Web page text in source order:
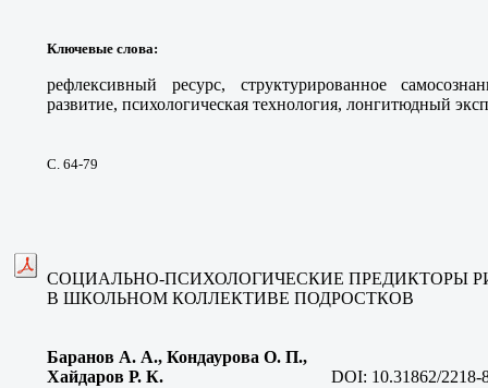
Ключевые слова:
рефлексивный ресурс, структурированное
развитие, психологическая технология, лонгитюдный
С. 64-79
СОЦИАЛЬНО-ПСИХОЛОГИЧЕСКИЕ ПРЕДИКТОРЫ
В ШКОЛЬНОМ КОЛЛЕКТИВЕ ПОДРОСТКОВ
Баранов А. А., Кондаурова О. П.,
Хайдаров Р. К.
DOI: 10.31862/2218-